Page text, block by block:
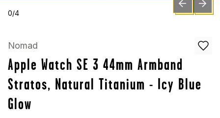
0/4 PREVIOUSNEXT
Nomad
Apple Watch SE 3 44mm Armband
Stratos, Natural Titanium - Icy Blue
Glow